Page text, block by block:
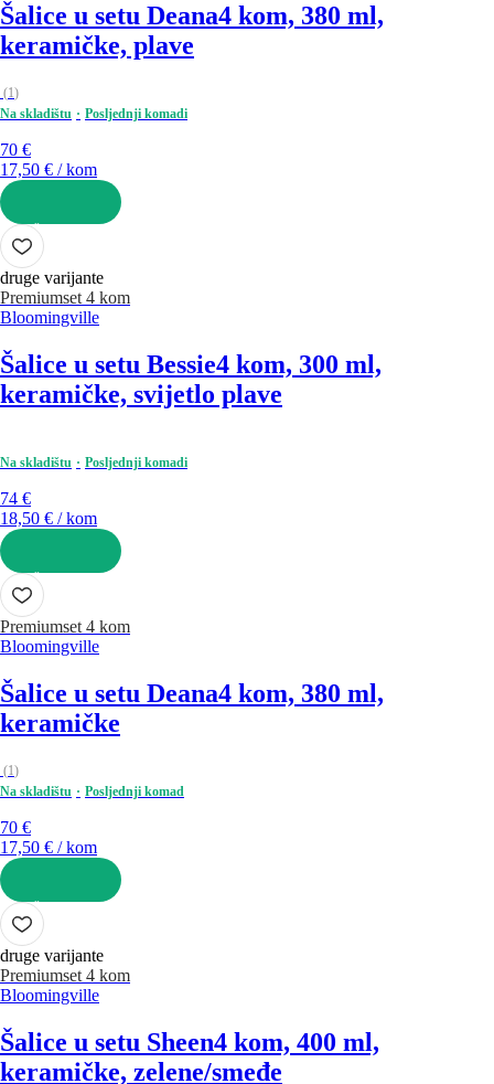
Šalice u setu Deana4 kom, 380 ml,
keramičke, plave
(1)
Na skladištu
Posljednji komadi
70 €
17,50 € / kom
U KOŠARICU
druge varijante
Premiumset 4 kom
Bloomingville
Šalice u setu Bessie4 kom, 300 ml,
keramičke, svijetlo plave
Na skladištu Posljednji komadi
74 €
18,50 € / kom
U KOŠARICU
Premiumset 4 kom
Bloomingville
Šalice u setu Deana4 kom, 380 ml,
keramičke
(1)
Na skladištu
Posljednji komad
70 €
17,50 € / kom
U KOŠARICU
druge varijante
Premiumset 4 kom
Bloomingville
Šalice u setu Sheen4 kom, 400 ml,
keramičke, zelene/smeđe